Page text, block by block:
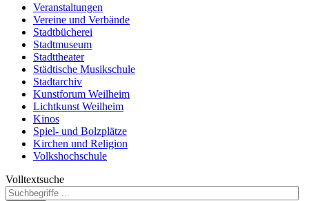
Veranstaltungen
Vereine und Verbände
Stadtbücherei
Stadtmuseum
Stadttheater
Städtische Musikschule
Stadtarchiv
Kunstforum Weilheim
Lichtkunst Weilheim
Kinos
Spiel- und Bolzplätze
Kirchen und Religion
Volkshochschule
Volltextsuche